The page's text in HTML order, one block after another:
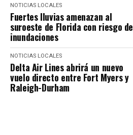
NOTICIAS LOCALES
Fuertes lluvias amenazan al
suroeste de Florida con riesgo de
inundaciones
NOTICIAS LOCALES
Delta Air Lines abrirá un nuevo
vuelo directo entre Fort Myers y
Raleigh-Durham